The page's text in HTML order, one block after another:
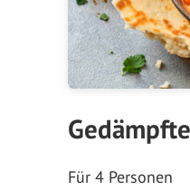
Für 4 Personen